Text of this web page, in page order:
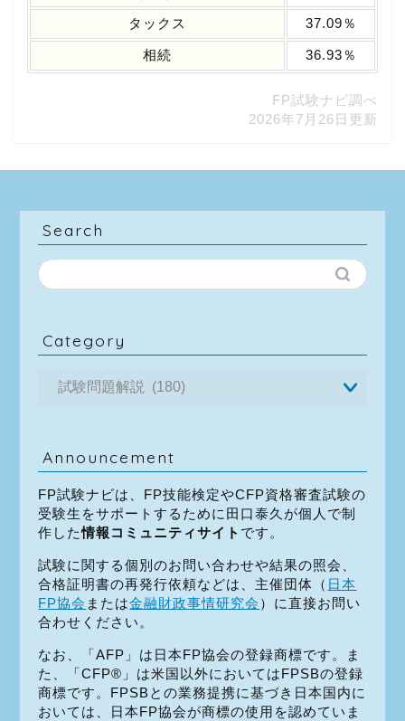
タックス 37.09％
相続 36.93％
FP試験ナビ調べ
2026年7月26日更新
Search
Category
Announcement
FP試験ナビは、FP技能検定やCFP資格審査試験の
受験生をサポートするために田口泰久が個人で制
作した情報コミュニティサイト です。
試験に関する個別のお問い合わせや結果の照会、
合格証明書の再発行依頼などは、主催団体（ 日本
FP協会 または金融財政事情研究会 ）に直接お問い
合わせください。
なお、「AFP」は日本FP協会の登録商標です。ま
た、「CFP®」は米国以外においてはFPSBの登録
商標です。FPSBとの業務提携に基づき日本国内に
おいては、日本FP協会が商標の使用を認めていま